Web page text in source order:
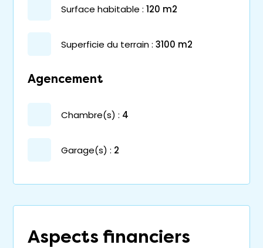
surface habitable : 120 m2
superficie du terrain : 3100 m2
Agencement
chambre(s) : 4
garage(s) : 2
Aspects financiers